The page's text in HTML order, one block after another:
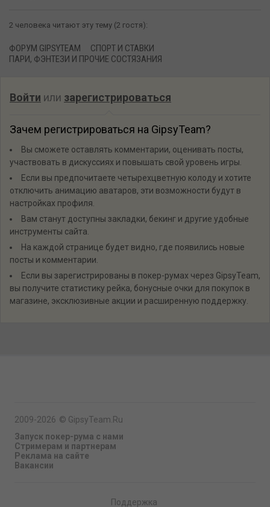
2 человека читают эту тему (2 гостя):
ФОРУМ GIPSYTEAM
СПОРТ И СТАВКИ
ПАРИ, ФЭНТЕЗИ И ПРОЧИЕ СОСТЯЗАНИЯ
Войти или зарегистрироваться
Зачем регистрироваться на GipsyTeam?
Вы сможете оставлять комментарии, оценивать посты,
участвовать в дискуссиях и повышать свой уровень игры.
Если вы предпочитаете четырехцветную колоду и хотите
отключить анимацию аватаров, эти возможности будут в
настройках профиля.
Вам станут доступны закладки, бекинг и другие удобные
инструменты сайта.
На каждой странице будет видно, где появились новые
посты и комментарии.
Если вы зарегистрированы в покер-румах через GipsyTeam,
вы получите статистику рейка, бонусные очки для покупок в
магазине, эксклюзивные акции и расширенную поддержку.
Поддержка
2009-2026 © GipsyTeam.Ru
Запуск покер-рума с нами
Стримерам и партнерам
Реклама на сайте
Вакансии